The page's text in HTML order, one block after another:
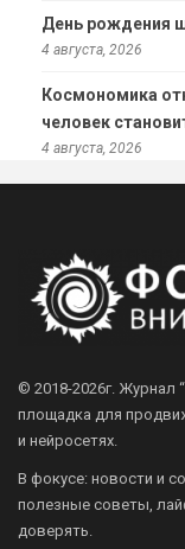
День рождения
4 августа, 2026
Космономика
человек
4 августа, 2026
© 2018-2026г. Журнал
площадка для
и нейросетях.
В фокусе: новости и
полезные советы,
доверять.